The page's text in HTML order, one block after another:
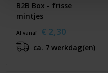
B2B Box - frisse
mintjes
Al vanaf € 2,30
ca. 7 werkdag(en)